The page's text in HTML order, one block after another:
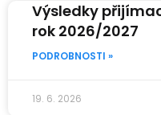
Výsledky
rok 2026/2027
PODROBNOSTI »
19. 6. 2026